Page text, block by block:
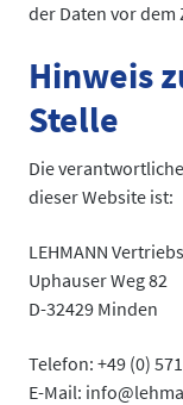
der Daten vor
Hinweis
Stelle
Die
dieser Website ist:
LEHMANN
Uphauser Weg 82
D-32429 Minden
Telefon: +49 (0)
E-Mail: